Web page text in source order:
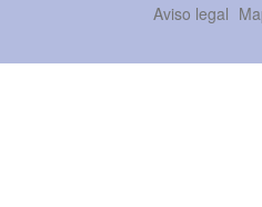
Aviso legal